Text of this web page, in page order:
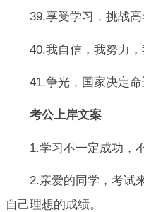
39.享受学习，挑战高
40.我自信，我努力，
41.争光，国家决定命
考公上岸文案
1.学习不一定成功，
2.亲爱的同学，考试
自己理想的成绩。